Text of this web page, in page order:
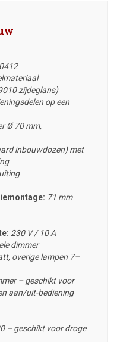
zijdeglans)
op een
Ø 70 mm,
inbouwdozen) met
71 mm
230 V / 10 A
dimmer
overige lampen 7–
– geschikt voor
aan/uit-bediening
– geschikt voor droge